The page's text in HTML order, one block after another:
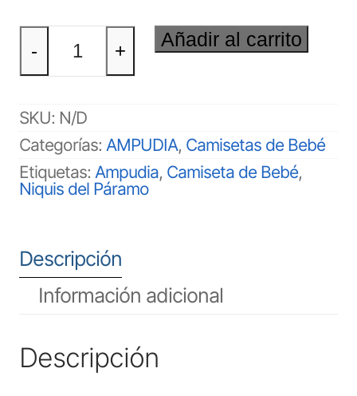
AMPUDIA
Bebé
- +
Añadir al carrito
SKU: N/D
Categorías: AMPUDIA, Camisetas de Bebé
Etiquetas: Ampudia, Camiseta de Bebé,
Niquis del Páramo
Descripción
Información adicional
Descripción